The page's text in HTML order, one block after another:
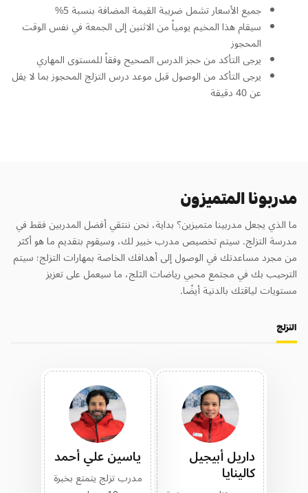
جميع الأسعار تشمل ضريبة القيمة المضافة بنسبة 5%
سيقام هذا المخيم يومياً من الاثنين إلى الجمعة في نفس الوقت
المحجوز
يرجى التأكد من حجز الدرس الصحيح وفقاً للمستوى المهاري
يرجى التأكد من الوصول قبل موعد درس التزلج المحجوز بما لا يقل
عن 40 دقيقة
مدربونا المتميزون
ما الذي يجعل مدربينا متميزين؟ بداية، نحن ننتقي أفضل المدربين فقط في
مدرسة التزلج. سيتم تخصيص مدرب خبير لك، وسيقوم بتقديم ما هو أكثر
من مجرد مساعدتك في الوصول إلى أهدافك الخاصة بمهارات التزلج؛ سيتم
الترحيب بك في مجتمع محبي رياضات الثلج، ما سيعمل على تعزيز
مستويات لياقتك بالدنية أيضًا.
التزلج
داريل أبيجيل
كالينايا
ياسين علي أحمد
مدرب تزلج يتمتع بخبرة